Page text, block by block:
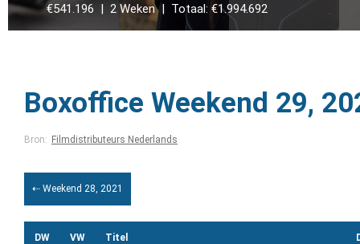
€541.196 | 2 Weken | Totaal: €1.994.692
Boxoffice Weekend 29,
Bron: Filmdistributeurs Nederlands
⇠ Weekend 28, 2021
DW VW Titel